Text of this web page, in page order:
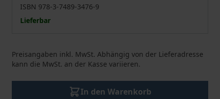
ISBN 978-3-7489-3476-9
Lieferbar
Preisangaben inkl. MwSt. Abhängig von der Lieferadresse
kann die MwSt. an der Kasse variieren.
In den Warenkorb